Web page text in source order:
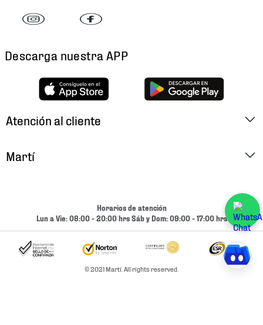
Descarga nuestra APP
Atención al cliente
Cambios y Devoluciones
Contacto
Condiciones de Entrega
Martí
Términos y Condiciones
Horarios de atención
Lun a Vie: 08:00 - 20:00 hrs Sáb y Dom: 09:00 - 17:00 hrs
© 2021 Martí. All rights reserved.